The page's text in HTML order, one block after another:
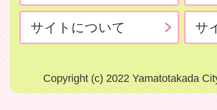
サイトについて サ
Copyright (c) 2022 Yamatotakada